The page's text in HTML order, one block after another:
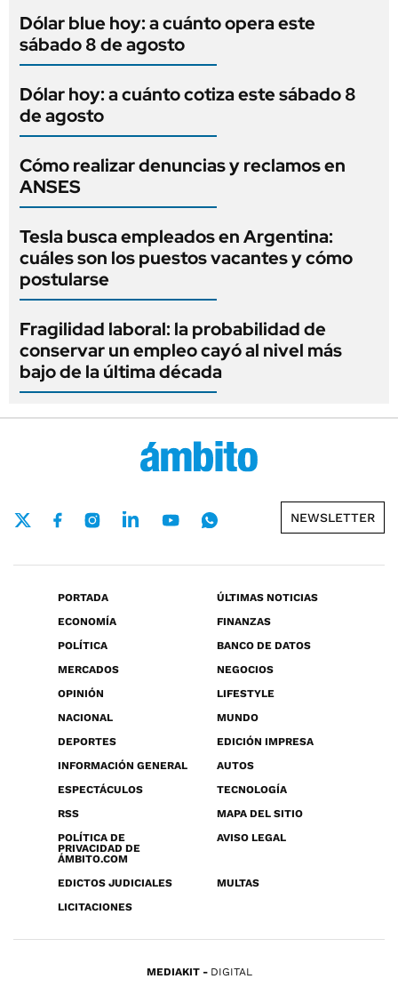
Dólar blue hoy: a cuánto opera este
sábado 8 de agosto
Dólar hoy: a cuánto cotiza este sábado 8
de agosto
Cómo realizar denuncias y reclamos en
ANSES
Tesla busca empleados en Argentina:
cuáles son los puestos vacantes y cómo
postularse
Fragilidad laboral: la probabilidad de
conservar un empleo cayó al nivel más
bajo de la última década
NEWSLETTER
PORTADA
ÚLTIMAS NOTICIAS
ECONOMÍA
FINANZAS
POLÍTICA
BANCO DE DATOS
MERCADOS
NEGOCIOS
OPINIÓN
LIFESTYLE
NACIONAL
MUNDO
DEPORTES
EDICIÓN IMPRESA
INFORMACIÓN GENERAL
AUTOS
ESPECTÁCULOS
TECNOLOGÍA
RSS
MAPA DEL SITIO
POLÍTICA DE
PRIVACIDAD DE
ÁMBITO.COM
AVISO LEGAL
EDICTOS JUDICIALES
MULTAS
LICITACIONES
MEDIAKIT DIGITAL